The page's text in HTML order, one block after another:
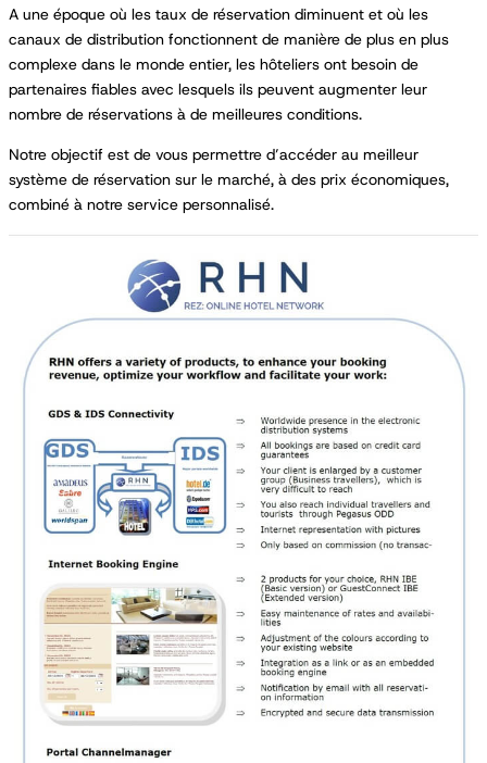
A une époque où les taux de réservation diminuent et où les
canaux de distribution fonctionnent de manière de plus en plus
complexe dans le monde entier, les hôteliers ont besoin de
partenaires fiables avec lesquels ils peuvent augmenter leur
nombre de réservations à de meilleures conditions.
Notre objectif est de vous permettre d’accéder au meilleur
système de réservation sur le marché, à des prix économiques,
combiné à notre service personnalisé.